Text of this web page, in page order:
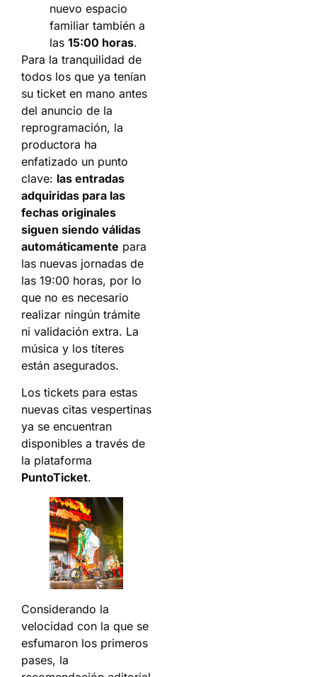
nuevo espacio
familiar también a
las 15:00 horas.
Para la tranquilidad de
todos los que ya tenían
su ticket en mano antes
del anuncio de la
reprogramación, la
productora ha
enfatizado un punto
clave: las entradas
adquiridas para las
fechas originales
siguen siendo válidas
automáticamente para
las nuevas jornadas de
las 19:00 horas, por lo
que no es necesario
realizar ningún trámite
ni validación extra. La
música y los títeres
están asegurados.
Los tickets para estas
nuevas citas vespertinas
ya se encuentran
disponibles a través de
la plataforma
PuntoTicket.
Considerando la
velocidad con la que se
esfumaron los primeros
pases, la